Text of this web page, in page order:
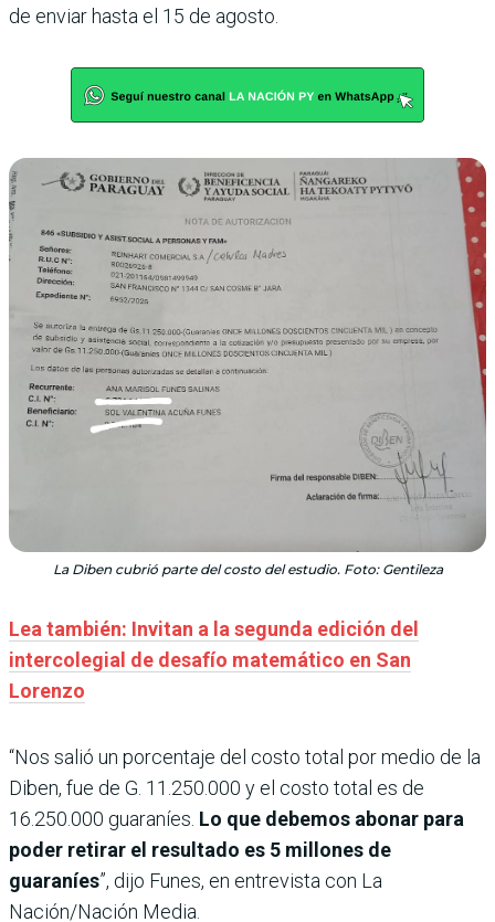
de enviar hasta el 15 de agosto.
La Diben cubrió parte del costo del estudio. Foto: Gentileza
Lea también: Invitan a la segunda edición del
intercolegial de desafío matemático en San
Lorenzo
“Nos salió un porcentaje del costo total por medio de la
Diben, fue de G. 11.250.000 y el costo total es de
16.250.000 guaraníes. Lo que debemos abonar para
poder retirar el resultado es 5 millones de
guaraníes”, dijo Funes, en entrevista con La
Nación/Nación Media.